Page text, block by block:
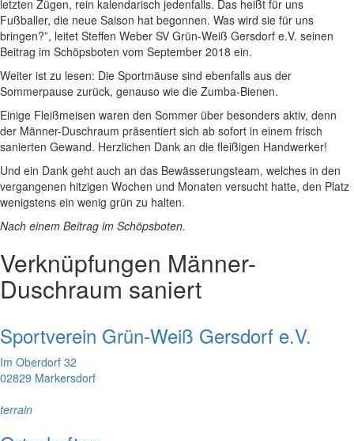
letzten Zügen, rein kalendarisch jedenfalls. Das heißt für uns
Fußballer, die neue Saison hat begonnen. Was wird sie für uns
bringen?”, leitet Steffen Weber SV Grün-Weiß Gersdorf e.V. seinen
Beitrag im Schöpsboten vom September 2018 ein.
Weiter ist zu lesen: Die Sportmäuse sind ebenfalls aus der
Sommerpause zurück, genauso wie die Zumba-Bienen.
Einige Fleißmeisen waren den Sommer über besonders aktiv, denn
der Männer-Duschraum präsentiert sich ab sofort in einem frisch
sanierten Gewand. Herzlichen Dank an die fleißigen Handwerker!
Und ein Dank geht auch an das Bewässerungsteam, welches in den
vergangenen hitzigen Wochen und Monaten versucht hatte, den Platz
wenigstens ein wenig grün zu halten.
Nach einem Beitrag im Schöpsboten.
Verknüpfungen Männer-
Duschraum saniert
Sportverein Grün-Weiß Gersdorf e.V.
Im Oberdorf 32
02829 Markersdorf
terrain